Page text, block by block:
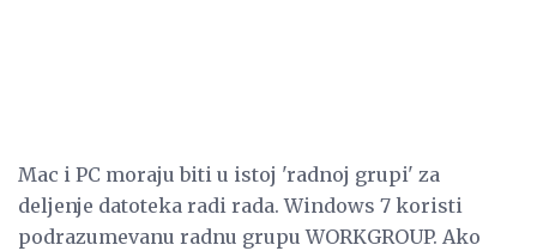
Mac i PC moraju biti u istoj 'radnoj grupi' za
deljenje datoteka radi rada. Windows 7 koristi
podrazumevanu radnu grupu WORKGROUP. Ako